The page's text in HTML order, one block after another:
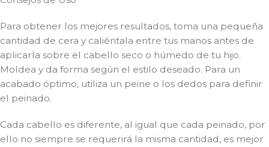
Para obtener los mejores resultados, toma una pequeña
cantidad de cera y caliéntala entre tus manos antes de
aplicarla sobre el cabello seco o húmedo de tu hijo.
Moldea y da forma según el estilo deseado. Para un
acabado óptimo, utiliza un peine o los dedos para definir
el peinado.
Cada cabello es diferente, al igual que cada peinado, por
ello no siempre se requerirá la misma cantidad, es mejor